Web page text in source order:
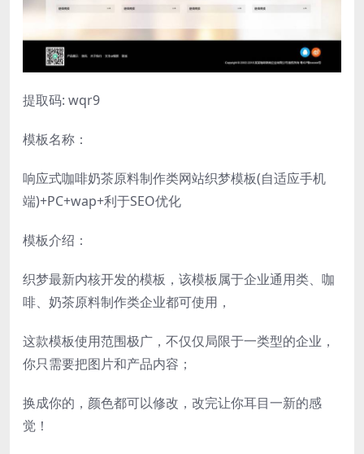
提取码: wqr9
模板名称：
响应式咖啡奶茶原料制作类网站织梦模板(自适应手机
端)+PC+wap+利于SEO优化
模板介绍：
织梦最新内核开发的模板，该模板属于企业通用类、咖
啡、奶茶原料制作类企业都可使用，
这款模板使用范围极广，不仅仅局限于一类型的企业，
你只需要把图片和产品内容；
换成你的，颜色都可以修改，改完让你耳目一新的感
觉！